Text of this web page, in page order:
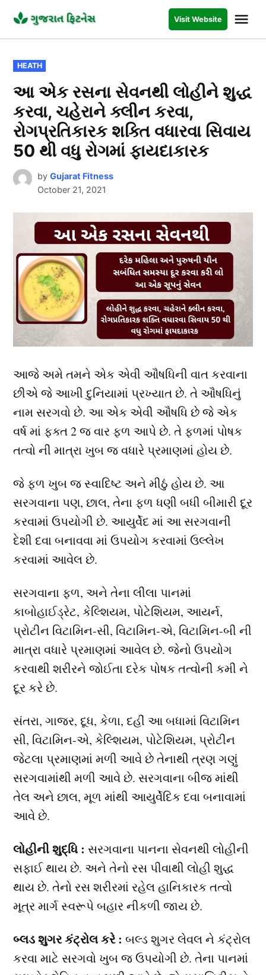
content
FITNESS
Visit Website
POSTED
IN
HEATH
આ એક રસના સેવનથી લોહીને શુદ્ધ
કરવા, ચહેરાને ક્લીન કરવા,
રોગપ્રતિકારક શક્તિ વધારવા સિવાય
50 થી વધુ રોગમાં ફાયદાકારક
by Gujarat Fitness
October 21, 2021
આજે અમે તમને એક એવી ઔષધિની વાત કરવાના
છીએ જે આખી દુનિયામાં પ્રખ્યાત છે. તે ઔષધિનું
નામ સરગવો છે. આ એક એવી ઔષધિ છે જે એક
વર્ષ માં ફક્ત 2 જ વાર ફળ આપે છે. તે ફળમાં પોષક
તત્વો ની માત્રા ખુબ જ વધારે પ્રમાણમાં હોય છે.
જે ફળ ખુબ જ સ્વાદિષ્ટ અને મીઠું હોય છે. આ
સરગવાના પણ, છાલ, તેના ફળ ધણી બધી બીમારી દૂર
કરવામાં ઉપયોગી છે. આયુર્વેદ માં આ સરગવાની
દેશી દવા બનાવવા માં ઉપયોગ કરવામાં ઉલ્લેખ
કરવામાં આવેલ છે.
સરગવાના ફળ, અને તેના લીલા પાનમાં
કાબોહાઈડ્રેટ, કેલ્શિયમ, પોટેશિયમ, આયર્ન,
પ્રોટીન વિટામિન-સી, વિટામિન-એ, વિટામિન-બી ની
માત્રા વધારે પ્રમાણમાં આવેલ છે. જેનો ઉપયોગ
કરવાથી શરીરને જોઈતા દરેક પોષક તત્વોની કમી ને
દૂર કરે છે.
સંતરા, ગાજર, દૂધ, કેળા, દહીં આ બધામાં વિટામિન
સી, વિટામિન-એ, કેલ્શિયમ, પોટેશિયમ, પ્રોટીન
જેટલા પ્રમાણમાં મળી આવે છે તેનાથી ત્રણ ગણું
સરગવામાંથી મળી આવે છે. સરગવાના બીજ માંથી
તેલ અને છાલ, મૂળ માંથી આયુર્વેદિક દવા બનાવામાં
આવે છે.
લોહીની શુદ્ધિ : સરગવાના પાનના સેવનથી લોહીની
સફાઈ થાય છે. અને તેનો રસ પીવાથી લોહી શુદ્ધ
થાય છે. તેનો રસ શરીરમાં રહેલ હાનિકારક તત્વો
મૂત્ર માર્ગ સ્વરૂપે બહાર નીકળી જાય છે.
બ્લડ શુગર કંટ્રોલ કરે : બલ્ડ શુગર લેવલ ને કંટ્રોલ
કરવા માટે સરગવો ખુબ જ ઉપયોગી છે. તેના પાનમાં